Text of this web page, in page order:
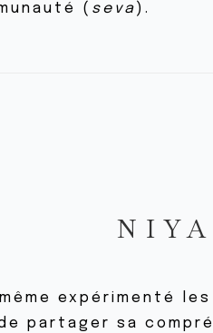
( seva ).
expérimenté
partager sa